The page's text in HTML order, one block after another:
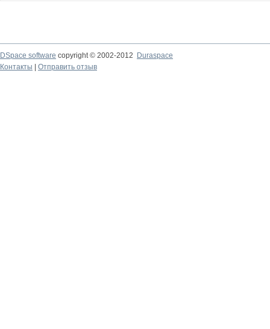
DSpace software copyright © 2002-2012
Duraspace
Контакты
Отправить отзыв